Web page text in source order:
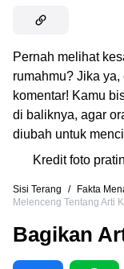
Pernah melihat
rumahmu? Jika
komentar! Kamu
di baliknya, agar
diubah untuk
Kredit foto
Sisi Terang / Fakta
Melenceng Tentang Arti
Bagikan